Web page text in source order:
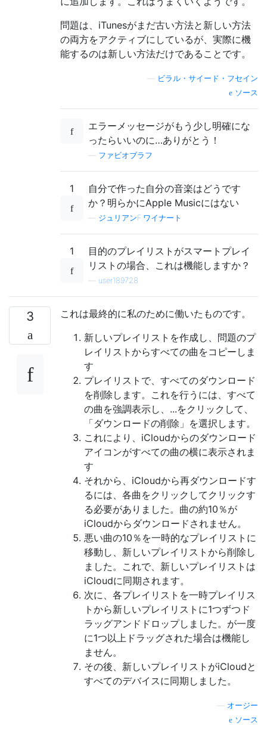
問題は、iTunesがまだ古い方法と新しい方法
の両方をアクティブにしているが、実際に機
能するのは新しい方法だけであることです。
ビラル・サイード・フセイン
ソース
エラーメッセージがもう少し明確にな
ったらいいのに…ありがとう！
ファビオブラフ
1
自分で作った自分の音楽はどうです
か？明らかにApple Musicにはない
ジュリアンF.ワイナート
1
目的のプレイリストがスマートプレイ
リストの場合、これは機能しますか？
user189728
3
これは最終的に私のために働いたものです。
新しいプレイリストを作成し、問題のプ
レイリストからすべての曲をコピーしま
す
プレイリストで、すべてのダウンロード
を削除します。これを行うには、すべて
の曲を強調表示し、...をクリックして、
「ダウンロードの削除」を選択します。
これにより、iCloudからのダウンロード
アイコンがすべての曲の横に表示されま
す
それから、iCloudから再ダウンロードす
るには、各曲をクリックしてクリックす
る必要がありました。曲の約10％が
iCloudからダウンロードされません。
悪い曲の10％を一時的なプレイリストに
移動し、新しいプレイリストから削除し
ました。これで、新しいプレイリストは
iCloudに同期されます。
次に、各プレイリストを一時プレイリス
トから新しいプレイリストに1つずつド
ラッグアンドドロップしました。が一度
に1つ以上ドラッグされた場合は機能し
ません。
その後、新しいプレイリストがiCloudと
すべてのデバイスに同期しました。
オージー
ソース